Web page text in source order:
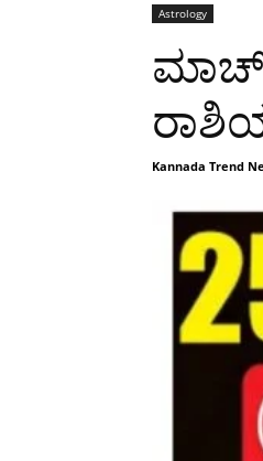
Astrology
Kannada Trend